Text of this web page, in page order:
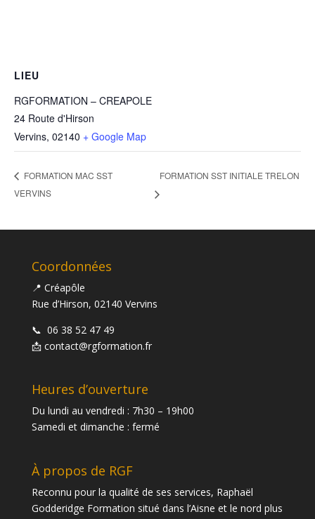
LIEU
RGFORMATION – CREAPOLE
24 Route d'Hirson
Vervins, 02140 + Google Map
FORMATION MAC SST
VERVINS
FORMATION SST INITIALE TRELON
Coordonnées
📍 Créapôle
Rue d’Hirson, 02140 Vervins
📞 06 38 52 47 49
📩 contact@rgformation.fr
Heures d’ouverture
Du lundi au vendredi : 7h30 – 19h00
Samedi et dimanche : fermé
À propos de RGF
Reconnu pour la qualité de ses services, Raphaël
Godderidge Formation situé dans l’Aisne et le nord plus